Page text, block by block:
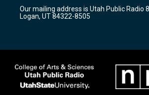
a
m
k
Our mailing address is Utah Public Radio
Logan, UT 84322-8505